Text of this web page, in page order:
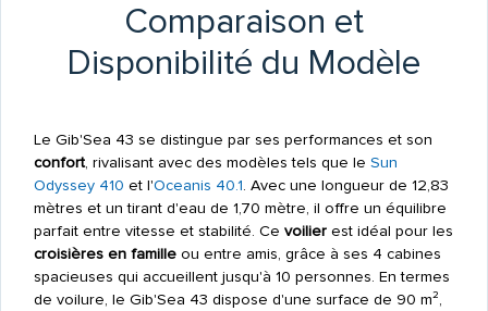
Comparaison et
Disponibilité du Modèle
Le Gib'Sea 43 se distingue par ses performances et son
confort, rivalisant avec des modèles tels que le Sun
Odyssey 410 et l'Oceanis 40.1. Avec une longueur de 12,83
mètres et un tirant d'eau de 1,70 mètre, il offre un équilibre
parfait entre vitesse et stabilité. Ce voilierest idéal pour les
croisières en familleou entre amis, grâce à ses 4 cabines
spacieuses qui accueillent jusqu'à 10 personnes. En termes
de voilure, le Gib'Sea 43 dispose d'une surface de 90 m²,